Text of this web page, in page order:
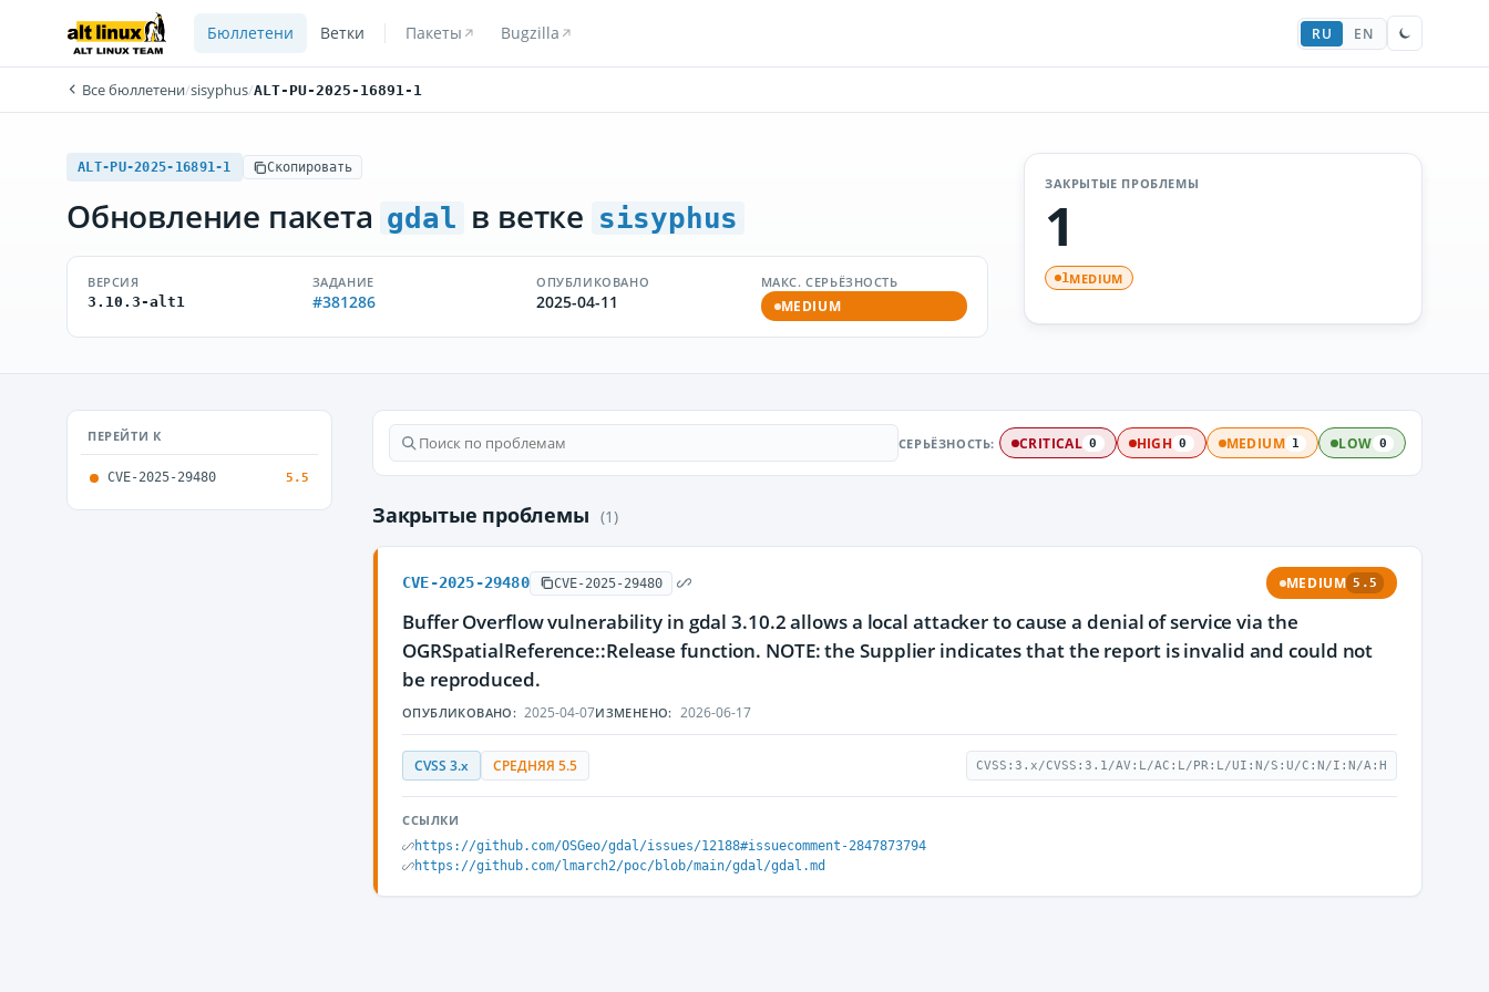
Бюллетени Ветки Пакеты Bugzilla RU EN
Все бюллетени/sisyphus/ALT-PU-2025-16891-1
ALT-PU-2025-16891-1 Скопировать
Обновление пакета gdal в ветке sisyphus
ВЕРСИЯ
3.10.3-alt1
ЗАДАНИЕ
#381286
ОПУБЛИКОВАНО
2025-04-11
МАКС. СЕРЬЁЗНОСТЬ
MEDIUM
ЗАКРЫТЫЕ ПРОБЛЕМЫ
1
1MEDIUM
ПЕРЕЙТИ К
CVE-2025-29480 5.5
СЕРЬЁЗНОСТЬ: CRITICAL 0 HIGH 0 MEDIUM 1 LOW 0
Закрытые проблемы (1)
CVE-2025-29480 CVE-2025-29480 MEDIUM 5.5
Buffer Overflow vulnerability in gdal 3.10.2 allows a local attacker to cause a denial of service via the
OGRSpatialReference::Release function. NOTE: the Supplier indicates that the report is invalid and could not
be reproduced.
ОПУБЛИКОВАНО: 2025-04-07ИЗМЕНЕНО: 2026-06-17
CVSS 3.x СРЕДНЯЯ 5.5 CVSS:3.x/CVSS:3.1/AV:L/AC:L/PR:L/UI:N/S:U/C:N/I:N/A:H
ССЫЛКИ
https://github.com/OSGeo/gdal/issues/12188#issuecomment-2847873794
https://github.com/lmarch2/poc/blob/main/gdal/gdal.md